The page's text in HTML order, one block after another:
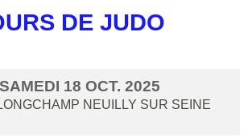
DE JUDO
SAMEDI 18 OCT. 2025
NEUILLY SUR SEINE